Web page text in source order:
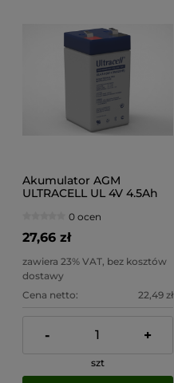
Akumulator AGM
ULTRACELL UL 4V 4.5Ah
0 ocen
27,66 zł
zawiera 23% VAT, bez kosztów
dostawy
Cena netto:
22,49 zł
- +
szt